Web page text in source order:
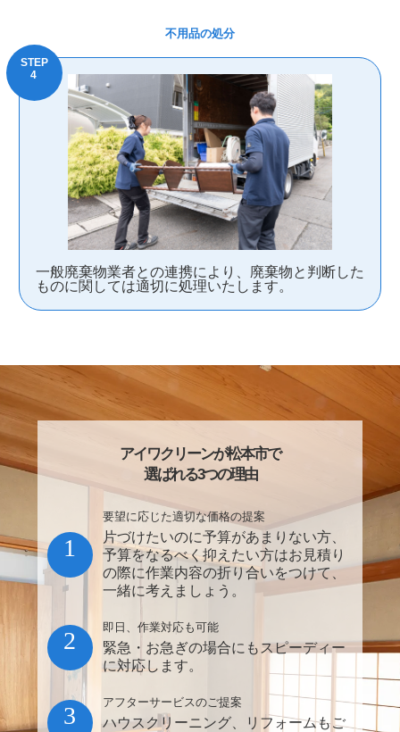
不用品の処分
一般廃棄物業者との連携により、廃棄物と判断した
ものに関しては適切に処理いたします。
アイワクリーンが松本市で
選ばれる3つの理由
要望に応じた適切な価格の提案
片づけたいのに予算があまりない方、
予算をなるべく抑えたい方はお見積り
の際に作業内容の折り合いをつけて、
一緒に考えましょう。
1
即日、作業対応も可能
緊急・お急ぎの場合にもスピーディー
に対応します。
2
アフターサービスのご提案
ハウスクリーニング、リフォームもご
3